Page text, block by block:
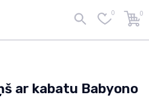
0 0
ar kabatu Babyono